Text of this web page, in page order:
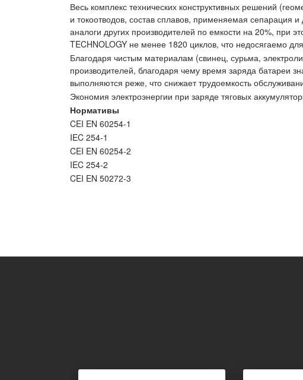
Весь комплекс технических конструктивных решений
и токоотводов, состав сплавов, применяемая сепарация
аналоги других производителей по емкости на 20%, при
TECHNOLOGY не менее 1820 циклов, что недосягаемо
Благодаря чистым материалам (свинец, сурьма,
производителей, благодаря чему время заряда батареи
выполняются реже, что снижает трудоемкость
Экономия электроэнергии при заряде тяговых
Нормативы
CEI EN 60254-1
IEC 254-1
CEI EN 60254-2
IEC 254-2
CEI EN 50272-3